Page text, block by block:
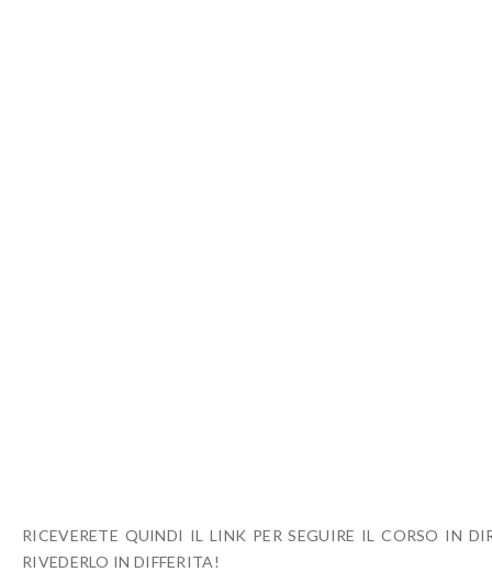
RICEVERETE QUINDI IL LINK PER SEGUIRE IL CORSO IN
RIVEDERLO IN DIFFERITA!